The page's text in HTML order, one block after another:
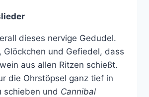
dieses nervige Gedudel.
Glöckchen und Gefiedel, dass
aus allen Ritzen schießt.
die Ohrstöpsel ganz tief in
schieben und Cannibal